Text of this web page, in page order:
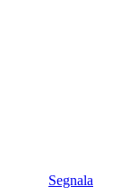
Segnala